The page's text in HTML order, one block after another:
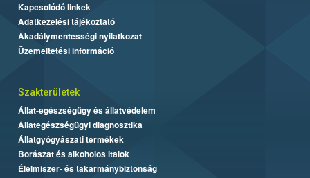
Kapcsolódó linkek
Adatkezelési tájékoztató
Akadálymentességi nyilatkozat
Üzemeltetési információ
Szakterületek
Állat-egészségügy és állatvédelem
Állategészségügyi diagnosztika
Állatgyógyászati termékek
Borászat és alkoholos italok
Élelmiszer- és takarmánybiztonság